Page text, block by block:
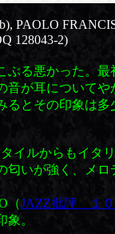
PAOLO
128043-2)
ぶる悪かった。
音が耳について
るとその印象は
イルからもイタ
匂いが強く、メ
（JAZZ批評 １
。